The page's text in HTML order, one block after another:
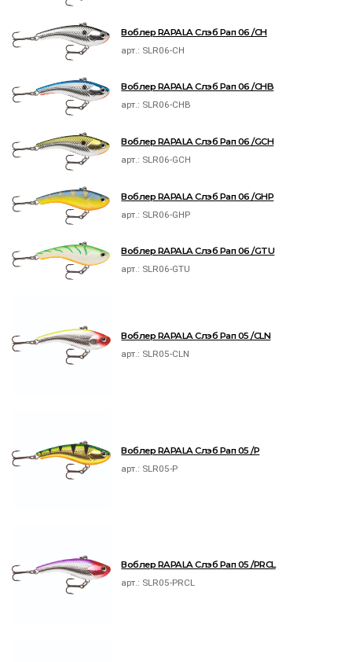
Воблер RAPALA Слэб Рап 06 /CH
арт.: SLR06-CH
Воблер RAPALA Слэб Рап 06 /CHB
арт.: SLR06-CHB
Воблер RAPALA Слэб Рап 06 /GCH
арт.: SLR06-GCH
Воблер RAPALA Слэб Рап 06 /GHP
арт.: SLR06-GHP
Воблер RAPALA Слэб Рап 06 /GTU
арт.: SLR06-GTU
Воблер RAPALA Слэб Рап 05 /CLN
арт.: SLR05-CLN
Воблер RAPALA Слэб Рап 05 /P
арт.: SLR05-P
Воблер RAPALA Слэб Рап 05 /PRCL
арт.: SLR05-PRCL